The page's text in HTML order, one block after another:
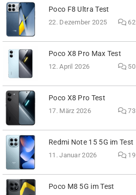
Poco F8 Ultra Test
22. Dezember 2025 62
Poco X8 Pro Max Test
12. April 2026 50
Poco X8 Pro Test
17. März 2026 73
Redmi Note 15 5G im Test
11. Januar 2026 19
Poco M8 5G im Test